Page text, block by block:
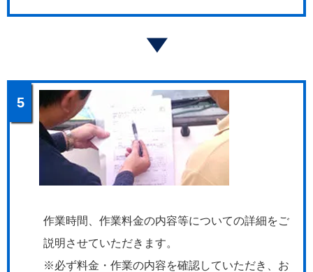
5
作業時間、作業料金の内容等についての詳細をご
説明させていただきます。
※必ず料金・作業の内容を確認していただき、お